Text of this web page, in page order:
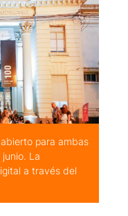
para ambas
La
a través del